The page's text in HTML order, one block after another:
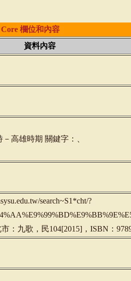
Core欄位和內容
資料內容
高雄時期 關鍵字：、
search~S1*cht/?
：九歌，民104[2015]，ISBN：